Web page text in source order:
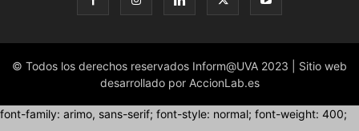
© Todos los derechos reservados Inform@UVA 2023 | Sitio web
desarrollado por AccionLab.es
font-family: arimo, sans-serif; font-style: normal; font-weight: 400;